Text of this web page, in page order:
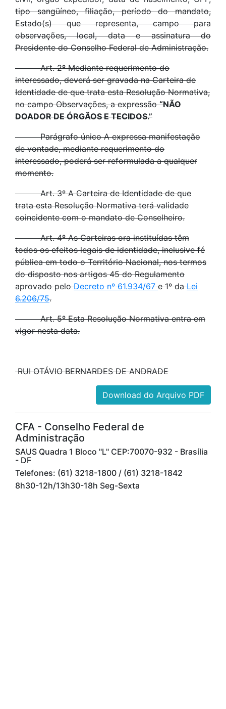
tipo sangüíneo, filiação, período do mandato,
Estado(s) que representa, campo para
observações, local, data e assinatura do
Presidente do Conselho Federal de Administração.
Art. 2º Mediante requerimento do
interessado, deverá ser gravada na Carteira de
Identidade de que trata esta Resolução Normativa,
no campo Observações, a expressão“NÃO
DOADOR DE ÓRGÃOS E TECIDOS.”
Parágrafo único A expressa manifestação
de vontade, mediante requerimento do
interessado, poderá ser reformulada a qualquer
momento.
Art. 3º A Carteira de Identidade de que
trata esta Resolução Normativa terá validade
coincidente com o mandato de Conselheiro.
Art. 4º As Carteiras ora instituídas têm
todos os efeitos legais de identidade, inclusive fé
pública em todo o Território Nacional, nos termos
do disposto nos artigos 45 do Regulamento
aprovado peloDecreto nº 61.934/67e 1º daLei
6.206/75.
Art. 5º Esta Resolução Normativa entra em
vigor nesta data.
RUI OTÁVIO BERNARDES DE ANDRADE
Download do Arquivo PDF
CFA - Conselho Federal de
Administração
SAUS Quadra 1 Bloco "L" CEP:70070-932 - Brasília
- DF
Telefones: (61) 3218-1800 / (61) 3218-1842
8h30-12h/13h30-18h Seg-Sexta